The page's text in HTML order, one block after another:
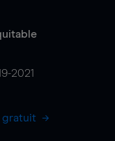
2021
gratuit